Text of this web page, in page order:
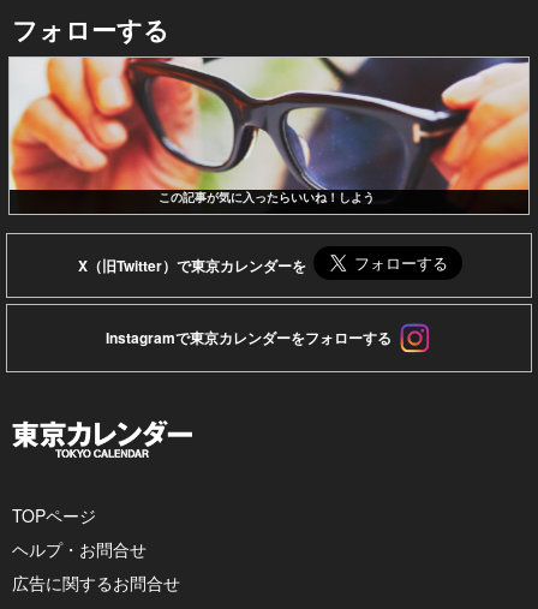
フォローする
この記事が気に入ったらいいね！しよう
X（旧Twitter）で東京カレンダーを
Instagramで東京カレンダーをフォローする
TOPページ
ヘルプ・お問合せ
広告に関するお問合せ